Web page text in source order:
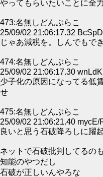
やってもらいたいことに全
473:名無しどんぶらこ
25/09/02 21:06:17.32
じゃあ減税を。しんでもで
474:名無しどんぶらこ
25/09/02 21:06:17.30
少子化の原因になってる低
せ
475:名無しどんぶらこ
25/09/02 21:06:21.40 mycE/
良いと思う石破降ろしに躍
ネットで石破批判してるの
知能のやつだし
石破が正しいんやろな